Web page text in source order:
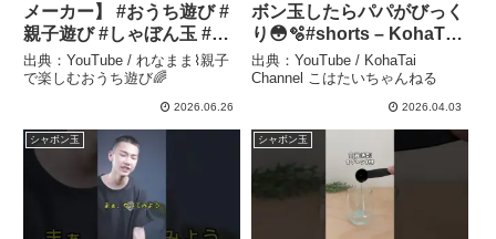
メーカー】 #おうち遊び #
親子遊び #しゃぼん玉 #工
作 – れなまま⌇親子で楽し
むおうち遊び🌈
出典：YouTube / れなまま⌇親子
で楽しむおうち遊び🌈
2026.06.26
ボン玉したらパパがびっく
り😳🫧#shorts – KohaTai
Channel こはたいちゃん
ねる
出典：YouTube / KohaTai
Channel こはたいちゃんねる
2026.04.03
シャボン玉 シャボン玉